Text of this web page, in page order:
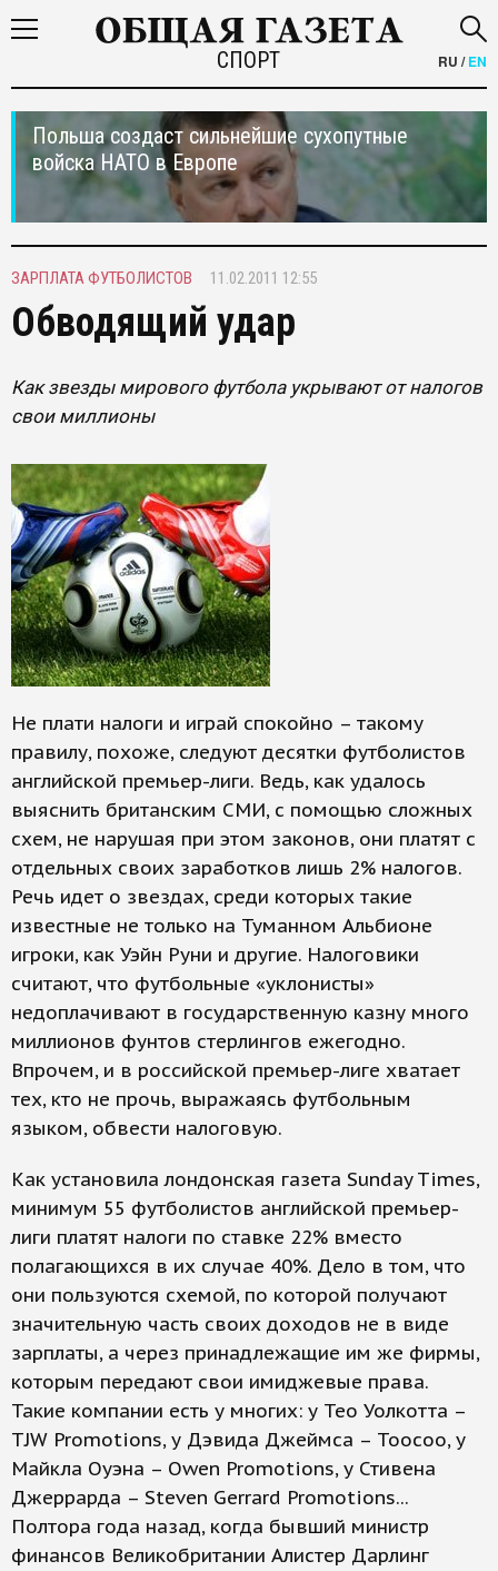
СПОРТ RU /EN
Польша создаст сильнейшие сухопутные
войска НАТО в Европе
ЗАРПЛАТА ФУТБОЛИСТОВ 11.02.2011 12:55
Обводящий удар
Как звезды мирового футбола укрывают от налогов
свои миллионы
Не плати налоги и играй спокойно – такому
правилу, похоже, следуют десятки футболистов
английской премьер-лиги. Ведь, как удалось
выяснить британским СМИ, с помощью сложных
схем, не нарушая при этом законов, они платят с
отдельных своих заработков лишь 2% налогов.
Речь идет о звездах, среди которых такие
известные не только на Туманном Альбионе
игроки, как Уэйн Руни и другие. Налоговики
считают, что футбольные «уклонисты»
недоплачивают в государственную казну много
миллионов фунтов стерлингов ежегодно.
Впрочем, и в российской премьер-лиге хватает
тех, кто не прочь, выражаясь футбольным
языком, обвести налоговую.
Как установила лондонская газета Sunday Times,
минимум 55 футболистов английской премьер-
лиги платят налоги по ставке 22% вместо
полагающихся в их случае 40%. Дело в том, что
они пользуются схемой, по которой получают
значительную часть своих доходов не в виде
зарплаты, а через принадлежащие им же фирмы,
которым передают свои имиджевые права.
Такие компании есть у многих: у Тео Уолкотта –
TJW Promotions, у Дэвида Джеймса – Toocoo, у
Майкла Оуэна – Owen Promotions, у Стивена
Джеррарда – Steven Gerrard Promotions...
Полтора года назад, когда бывший министр
финансов Великобритании Алистер Дарлинг